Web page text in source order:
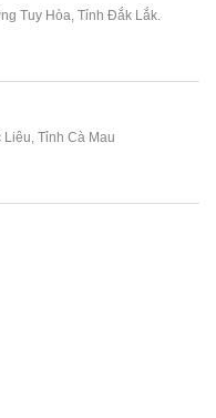
Tuy Hòa, Tỉnh Đắk Lắk.
Tỉnh Cà Mau